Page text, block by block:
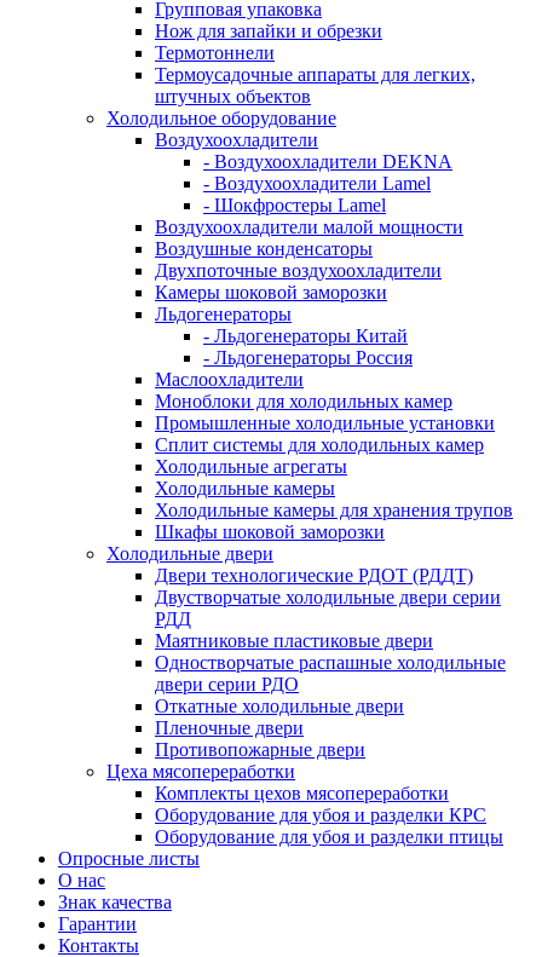
Групповая упаковка
Нож для запайки и обрезки
Термотоннели
Термоусадочные аппараты для легких,
штучных объектов
Холодильное оборудование
Воздухоохладители
- Воздухоохладители DEKNA
- Воздухоохладители Lamel
- Шокфростеры Lamel
Воздухоохладители малой мощности
Воздушные конденсаторы
Двухпоточные воздухоохладители
Камеры шоковой заморозки
Льдогенераторы
- Льдогенераторы Китай
- Льдогенераторы Россия
Маслоохладители
Моноблоки для холодильных камер
Промышленные холодильные установки
Сплит системы для холодильных камер
Холодильные агрегаты
Холодильные камеры
Холодильные камеры для хранения трупов
Шкафы шоковой заморозки
Холодильные двери
Двери технологические РДОТ (РДДТ)
Двустворчатые холодильные двери серии
РДД
Маятниковые пластиковые двери
Одностворчатые распашные холодильные
двери серии РДО
Откатные холодильные двери
Пленочные двери
Противопожарные двери
Цеха мясопереработки
Комплекты цехов мясопереработки
Оборудование для убоя и разделки КРС
Оборудование для убоя и разделки птицы
Опросные листы
О нас
Знак качества
Гарантии
Контакты